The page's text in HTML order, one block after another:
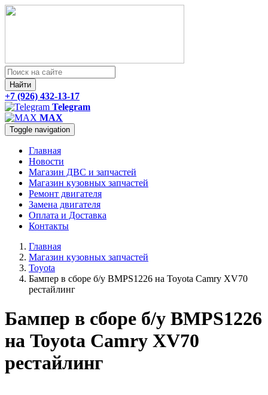
Найти
+7 (926) 432-13-17
Telegram
MAX
Toggle navigation
Главная
Новости
Магазин ДВС и запчастей
Магазин кузовных запчастей
Ремонт двигателя
Замена двигателя
Оплата и Доставка
Контакты
Главная
Магазин кузовных запчастей
Toyota
Бампер в сборе б/у BMPS1226 на Toyota Camry XV70
рестайлинг
Бампер в сборе б/у BMPS1226
на Toyota Camry XV70
рестайлинг